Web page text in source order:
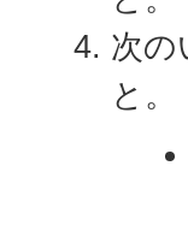
次の
と。